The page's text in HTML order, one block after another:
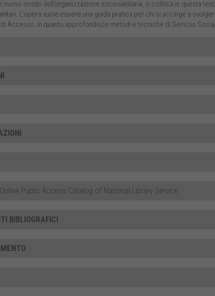
snodo dell’organizzazione sociosanitaria, si colloca in questa
L’opera vuole essere una guida pratica per chi si accinge a
Accesso, in quanto approfondisce metodi e tecniche di Servizio
Online Public Access Catalog of National Library Service
BIBLIOGRAFICI